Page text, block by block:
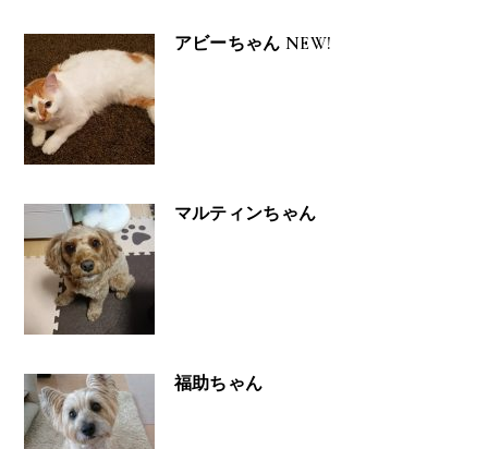
アビーちゃん NEW!
マルティンちゃん
福助ちゃん